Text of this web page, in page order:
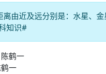
由近及远分别是：水星、
知识#
一